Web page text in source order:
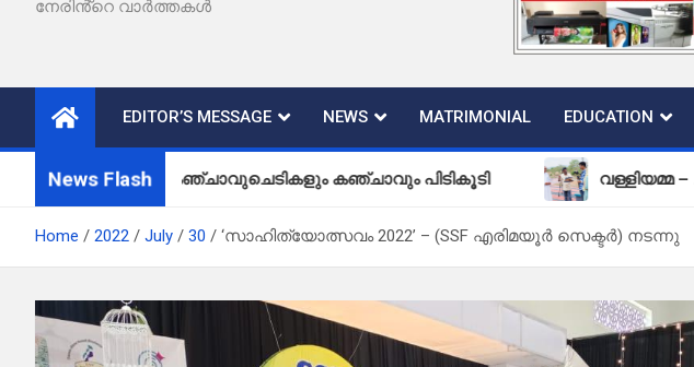
നേരിൻ്റെ വാർത്തകൾ
EDITOR’S MESSAGE NEWS MATRIMONIAL EDUCATION
News Flash
കഞ്ചാവുചെടികളും കഞ്ചാവും പിടികൂടി വള്ളിയമ്മ –
Home 2022 July 30 ‘സാഹിത്യോത്സവം 2022’ – (SSF എരിമയൂർ സെക്ടർ) നടന്നു